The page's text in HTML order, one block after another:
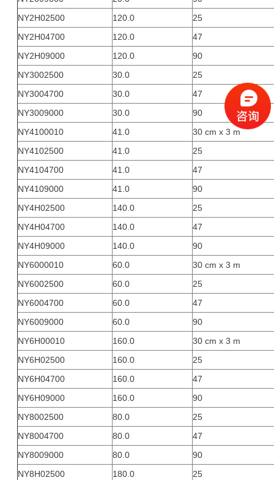
NY2H02500
120.0
25
NY2H04700
120.0
47
NY2H09000
120.0
90
NY3002500
30.0
25
NY3004700
30.0
47
NY3009000
30.0
90
NY4100010
41.0
30 cm x 3 m
NY4102500
41.0
25
NY4104700
41.0
47
NY4109000
41.0
90
NY4H02500
140.0
25
NY4H04700
140.0
47
NY4H09000
140.0
90
NY6000010
60.0
30 cm x 3 m
NY6002500
60.0
25
NY6004700
60.0
47
NY6009000
60.0
90
NY6H00010
160.0
30 cm x 3 m
NY6H02500
160.0
25
NY6H04700
160.0
47
NY6H09000
160.0
90
NY8002500
80.0
25
NY8004700
80.0
47
NY8009000
80.0
90
NY8H02500
180.0
25